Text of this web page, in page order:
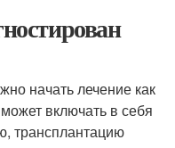
начать лечение как
включать в себя
трансплантацию